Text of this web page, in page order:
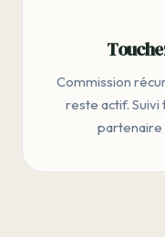
Commission
reste actif.
partenaire